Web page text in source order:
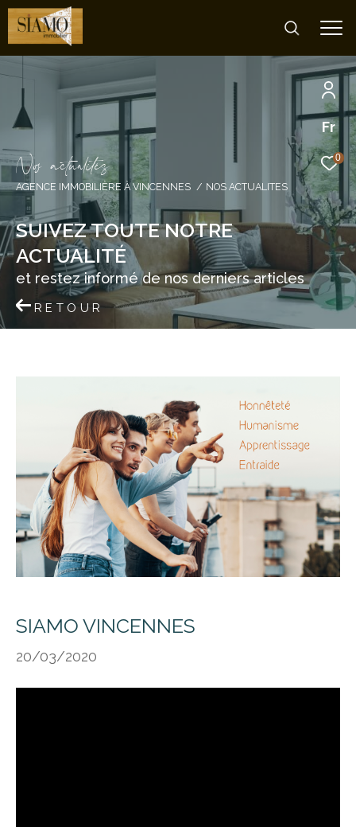
Fr
0
No actuaiés
AGENCE IMMOBILIÈRE À VINCENNES NOS ACTUALITES
SUIVEZ TOUTE NOTRE
ACTUALITÉ
et restez informé de nos derniers articles
RETOUR
SIAMO VINCENNES
20/03/2020